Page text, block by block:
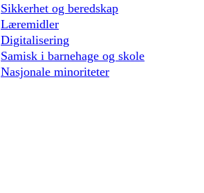
Sikkerhet og beredskap
Læremidler
Digitalisering
Samisk i barnehage og skole
Nasjonale minoriteter